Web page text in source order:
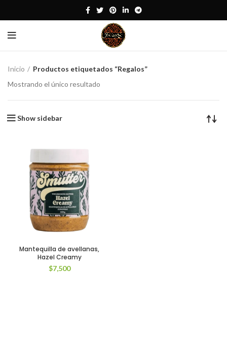
Inicio
Productos etiquetados “Regalos”
Mostrando el único resultado
Show sidebar
Mantequilla de avellanas,
Hazel Creamy
$7,500